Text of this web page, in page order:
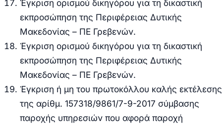
Έγκριση ορισμού δικηγόρου για τη δικαστική
εκπροσώπηση της Περιφέρειας Δυτικής
Μακεδονίας – ΠΕ Γρεβενών.
Έγκριση ορισμού δικηγόρου για τη δικαστική
εκπροσώπηση της Περιφέρειας Δυτικής
Μακεδονίας – ΠΕ Γρεβενών.
Έγκριση ή μη του πρωτοκόλλου καλής εκτέλεσης
της αρίθμ. 157318/9861/7-9-2017 σύμβασης
παροχής υπηρεσιών που αφορά παροχή